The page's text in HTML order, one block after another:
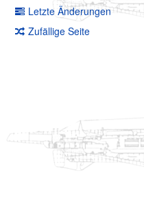
Letzte Änderungen
Zufällige Seite